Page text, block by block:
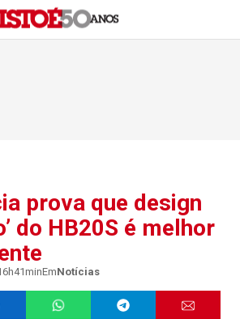
prova que design
do HB20S é melhor
EmNotícias